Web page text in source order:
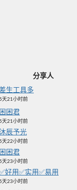
分享人
生工具多
天21小时前
困困君
天21小时前
辰予光
天22小时前
困困君
天23小时前
好用✅实用✅易用
天23小时前